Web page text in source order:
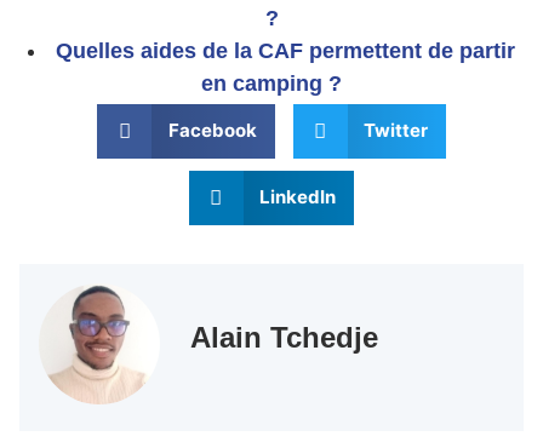
?
Quelles aides de la CAF permettent de partir
en camping ?
Facebook Twitter
LinkedIn
Alain Tchedje